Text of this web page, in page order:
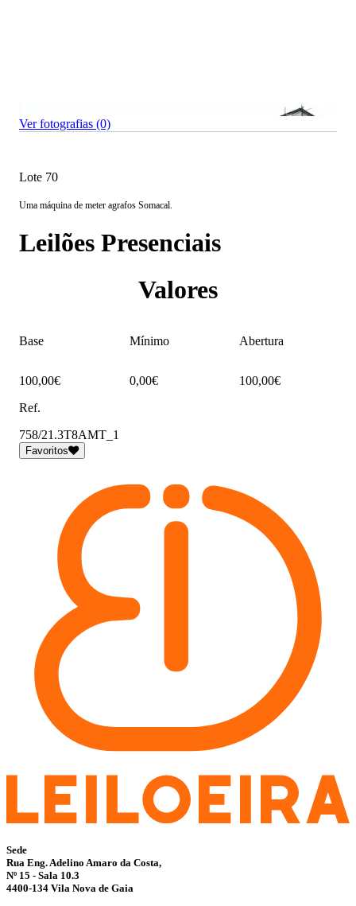
Ver fotografias (0)
Lote 70
Uma máquina de meter agrafos Somacal.
Leilões Presenciais
Valores
Base Mínimo Abertura
100,00€ 0,00€
100,00€
Ref.
758/21.3T8AMT_1
Favoritos
Sede
Rua Eng. Adelino Amaro da Costa,
Nº 15 - Sala 10.3
4400-134 Vila Nova de Gaia